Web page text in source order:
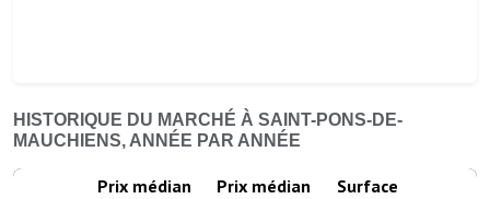
HISTORIQUE DU MARCHÉ À SAINT-PONS-DE-
MAUCHIENS, ANNÉE PAR ANNÉE
Prix médian
Prix médian
Surface